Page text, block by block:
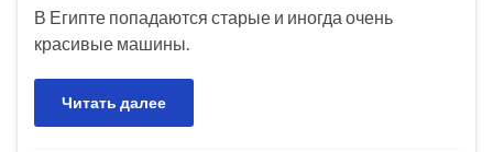
В Египте попадаются старые и иногда очень
красивые машины.
Читать далее